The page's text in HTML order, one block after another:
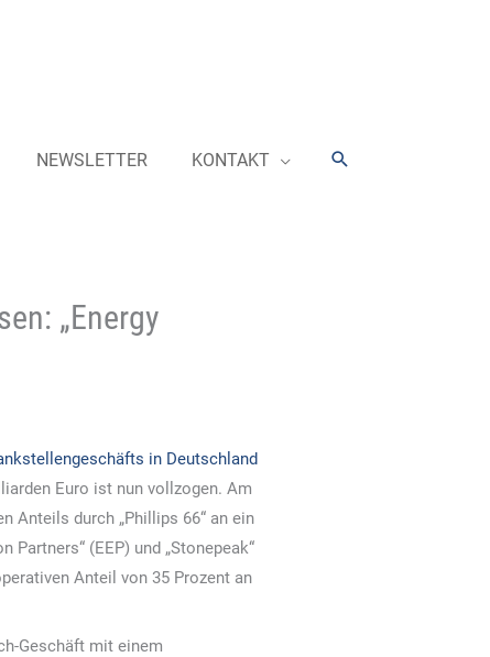
NEWSLETTER KONTAKT Suchen
„Energy
in Deutschland
Euro ist nun vollzogen. Am
Anteils durch „Phillips 66“ an ein
(EEP) und „Stonepeak“
Anteil von 35 Prozent an
Geschäft mit einem